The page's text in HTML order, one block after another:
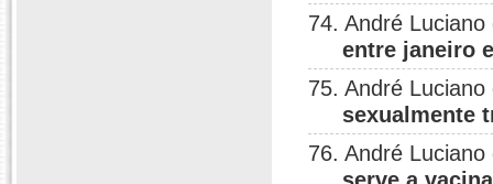
74. André
entre janeiro
75. André
sexualmente
76. André